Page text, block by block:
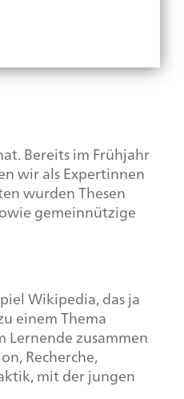
Bereits im Frühjahr
wir als Expertinnen
wurden Thesen
gemeinnützige
Wikipedia, das ja
einem Thema
zusammen
Recherche,
mit der jungen